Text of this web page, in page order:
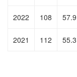
2022 108 57.9
2021 112 55.3